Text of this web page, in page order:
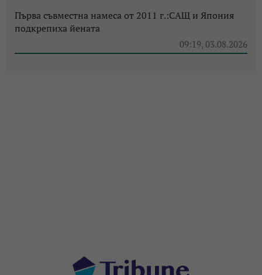
Първа съвместна намеса от 2011 г.:САЩ и Япония
подкрепиха йената
09:19, 03.08.2026